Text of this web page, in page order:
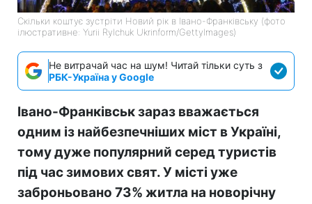
Скільки коштує зустріти Новий рік в Івано-Франківську (фото
ілюстративне: Yurii Rylchuk Ukrinform/GettyImages)
Не витрачай час на шум! Читай тільки суть з
РБК-Україна у Google
Івано-Франківськ зараз вважається
одним із найбезпечніших міст в Україні,
тому дуже популярний серед туристів
під час зимових свят. У місті уже
заброньовано 73% житла на новорічну